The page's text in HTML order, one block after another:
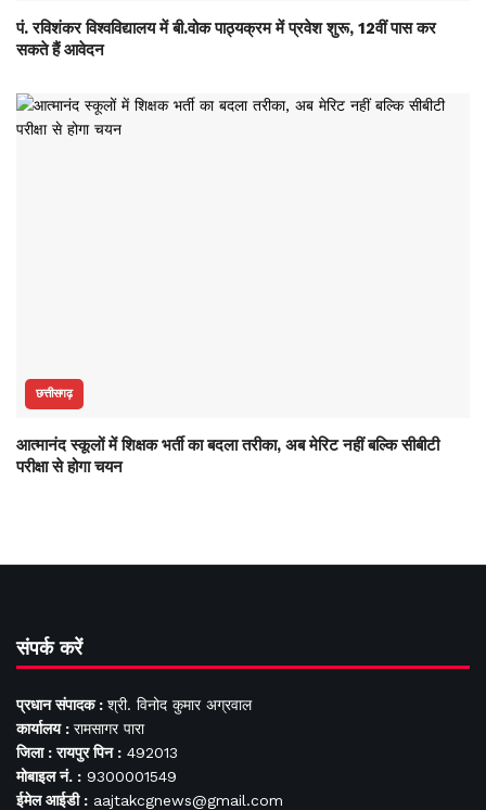
पं. रविशंकर विश्वविद्यालय में बी.वोक पाठ्यक्रम में प्रवेश शुरू, 12वीं पास कर
सकते हैं आवेदन
छत्तीसगढ़
आत्मानंद स्कूलों में शिक्षक भर्ती का बदला तरीका, अब मेरिट नहीं बल्कि सीबीटी
परीक्षा से होगा चयन
संपर्क करें
प्रधान संपादक : श्री. विनोद कुमार अग्रवाल
कार्यालय : रामसागर पारा
जिला : रायपुर पिन : 492013
मोबाइल नं. : 9300001549
ईमेल आईडी : aajtakcgnews@gmail.com